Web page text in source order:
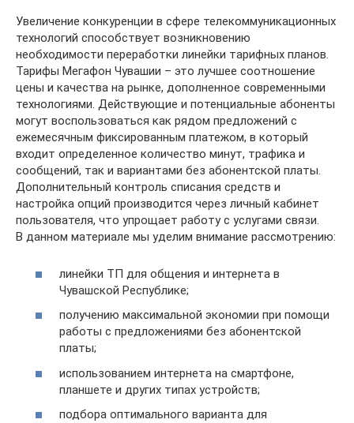
Увеличение конкуренции в сфере телекоммуникационных
технологий способствует возникновению
необходимости переработки линейки тарифных планов.
Тарифы Мегафон Чувашии – это лучшее соотношение
цены и качества на рынке, дополненное современными
технологиями. Действующие и потенциальные абоненты
могут воспользоваться как рядом предложений с
ежемесячным фиксированным платежом, в который
входит определенное количество минут, трафика и
сообщений, так и вариантами без абонентской платы.
Дополнительный контроль списания средств и
настройка опций производится через личный кабинет
пользователя, что упрощает работу с услугами связи.
В данном материале мы уделим внимание рассмотрению:
линейки ТП для общения и интернета в
Чувашской Республике;
получению максимальной экономии при помощи
работы с предложениями без абонентской
платы;
использованием интернета на смартфоне,
планшете и других типах устройств;
подбора оптимального варианта для